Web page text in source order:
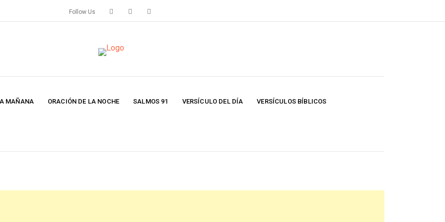
Follow Us
MAÑANA ORACIÓN DE LA NOCHE SALMOS 91 VERSÍCULO DEL DÍA VERSÍCULOS BÍBLICOS